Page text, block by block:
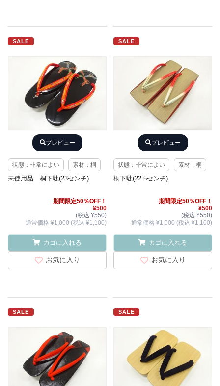
SALE
プレビュー
状態：非常によい 素材：桐
未使用品 桐下駄(23センチ)
期間限定50％OFF！
¥500
(税込 ¥550)
通常価格 ¥1,000 (税込 ¥1,100)
カゴに入れる
お気に入り
SALE
プレビュー
状態：非常によい 素材：桐
桐下駄(22.5センチ)
期間限定50％OFF！
¥500
(税込 ¥550)
通常価格 ¥1,000 (税込 ¥1,100)
カゴに入れる
お気に入り
SALE SALE